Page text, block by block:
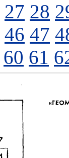
27 28
46 47
60 61